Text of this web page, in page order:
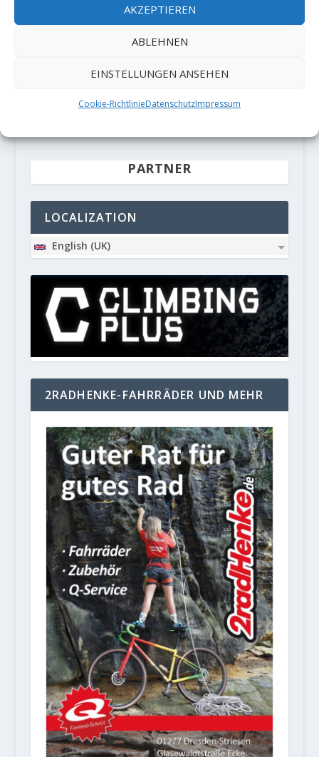
AKZEPTIEREN
ABLEHNEN
EINSTELLUNGEN ANSEHEN
Cookie-RichtlinieDatenschutzImpressum
Spam zu reduzieren.Erfahre, wie
deine Kommentardaten verarbeitet
PARTNER
LOCALIZATION
English (UK)
2RADHENKE-FAHRRÄDER UND MEHR